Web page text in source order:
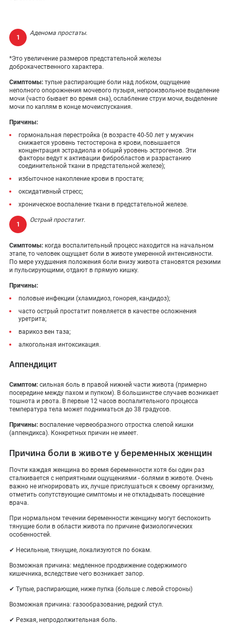
Аденома простаты.
*Это увеличение размеров предстательной железы
доброкачественного характера.
Симптомы: тупые распирающие боли над лобком, ощущение
неполного опорожнения мочевого пузыря, непроизвольное выделение
мочи (часто бывает во время сна), ослабление струи мочи, выделение
мочи по каплям в конце мочеиспускания.
Причины:
гормональная перестройка (в возрасте 40-50 лет у мужчин
снижается уровень тестостерона в крови, повышается
концентрация эстрадиола и общий уровень эстрогенов. Эти
факторы ведут к активации фибробластов и разрастанию
соединительной ткани в предстательной железе);
избыточное накопление крови в простате;
оксидативный стресс;
хроническое воспаление ткани в предстательной железе.
Острый простатит.
Симптомы: когда воспалительный процесс находится на начальном
этапе, то человек ощущает боли в животе умеренной интенсивности.
По мере ухудшения положения боли внизу живота становятся резкими
и пульсирующими, отдают в прямую кишку.
Причины:
половые инфекции (хламидиоз, гонорея, кандидоз);
часто острый простатит появляется в качестве осложнения
уретрита;
варикоз вен таза;
алкогольная интоксикация.
Аппендицит
Симптом: сильная боль в правой нижней части живота (примерно
посередине между пахом и пупком). В большинстве случаев возникает
тошнота и рвота. В первые 12 часов воспалительного процесса
температура тела может подниматься до 38 градусов.
Причины: воспаление червеобразного отростка слепой кишки
(аппендикса). Конкретных причин не имеет.
Причина боли в животе у беременных женщин
Почти каждая женщина во время беременности хотя бы один раз
сталкивается с неприятными ощущениями - болями в животе. Очень
важно не игнорировать их, лучше прислушаться к своему организму,
отметить сопутствующие симптомы и не откладывать посещение
врача.
При нормальном течении беременности женщину могут беспокоить
тянущие боли в области живота по причине физиологических
особенностей.
✔ Несильные, тянущие, локализуются по бокам.
Возможная причина: медленное продвижение содержимого
кишечника, вследствие чего возникает запор.
✔ Тупые, распирающие, ниже пупка (больше с левой стороны)
Возможная причина: газообразование, редкий стул.
✔ Резкая, непродолжительная боль.